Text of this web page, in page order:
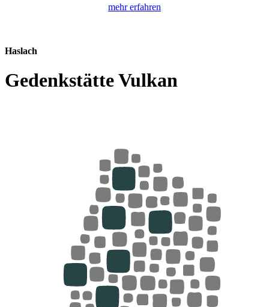
mehr erfahren
Haslach
Gedenkstätte Vulkan